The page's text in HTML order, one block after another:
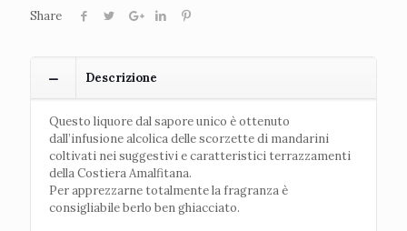
Share
Descrizione
Questo liquore dal sapore unico è ottenuto
dall’infusione alcolica delle scorzette di mandarini
coltivati nei suggestivi e caratteristici terrazzamenti
della Costiera Amalfitana.
Per apprezzarne totalmente la fragranza è
consigliabile berlo ben ghiacciato.